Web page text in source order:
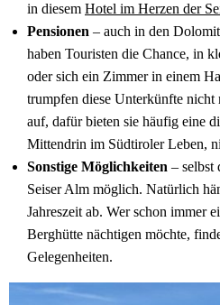
in diesem Hotel im Herzen der
Pensionen – auch in den
haben Touristen die Chance, in
oder sich ein Zimmer in einem
trumpfen diese Unterkünfte nicht
auf, dafür bieten sie häufig eine
Mittendrin im Südtiroler Leben,
Sonstige Möglichkeiten – selbst
Seiser Alm möglich. Natürlich
Jahreszeit ab. Wer schon immer
Berghütte nächtigen möchte,
Gelegenheiten.